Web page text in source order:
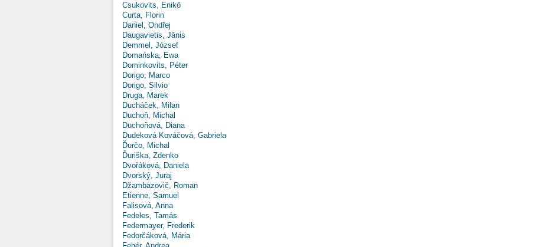
Csukovits, Enikő
Curta, Florin
Daniel, Ondřej
Daugavietis, Jānis
Demmel, József
Domańska, Ewa
Dominkovits, Péter
Dorigo, Marco
Dorigo, Silvio
Druga, Marek
Ducháček, Milan
Duchoň, Michal
Duchoňová, Diana
Dudeková Kováčová, Gabriela
Ďurčo, Michal
Ďuriška, Zdenko
Dvořáková, Daniela
Dvorský, Juraj
Džambazovič, Roman
Etienne, Samuel
Falisová, Anna
Fedeles, Tamás
Federmayer, Frederik
Fedorčáková, Mária